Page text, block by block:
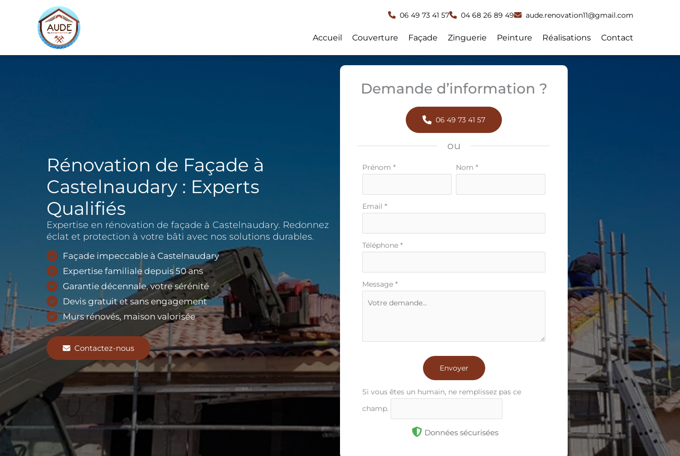
Accueil Couverture Façade Zinguerie Peinture Réalisations Contact
06 49 73 41 57 04 68 26 89 49 aude.renovation11@gmail.com
Rénovation de Façade à
Castelnaudary : Experts
Qualifiés
Expertise en rénovation de façade à Castelnaudary. Redonnez
éclat et protection à votre bâti avec nos solutions durables.
Façade impeccable à Castelnaudary
Expertise familiale depuis 50 ans
Garantie décennale, votre sérénité
Devis gratuit et sans engagement
Murs rénovés, maison valorisée
Contactez-nous
Demande d’information ?
06 49 73 41 57
ou
Formulaire
avec
téléphone
Prénom * Nom *
Email *
Téléphone *
Message *
Envoyer
Si vous êtes un humain, ne remplissez pas ce
champ.
Données sécurisées